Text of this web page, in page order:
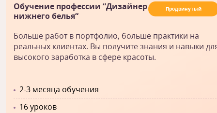
Продвинутый
Обучение профессии “Дизайнер
нижнего белья“
Больше работ в портфолио, больше практики на
реальных клиентах. Вы получите знания и навыки
высокого заработка в сфере красоты.
2-3 месяца обучения
16 уроков